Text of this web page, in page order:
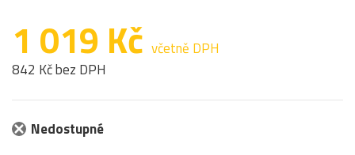
1 019 Kč včetně DPH
842 Kč bez DPH
Nedostupné